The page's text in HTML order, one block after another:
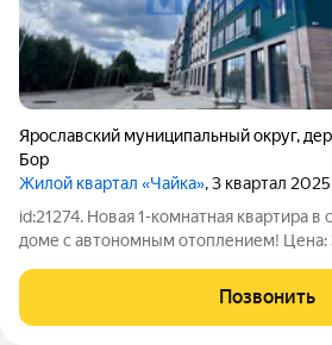
Ярославский муниципальный округ,
Бор
Жилой квартал «Чайка», 3 квартал 2025
id:21274. Новая 1-комнатная квартира в сданном кирпичном
доме с автономным отоплением! Цена: 3 650
комплекс в экологически чистом
Позвонить